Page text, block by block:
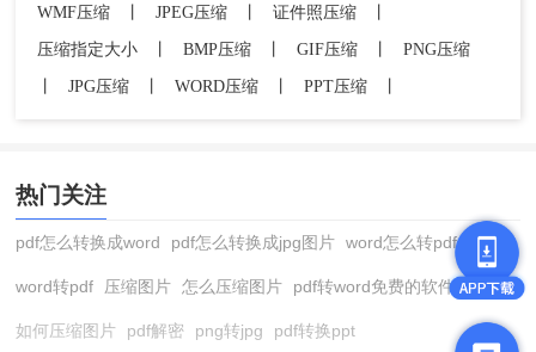
WMF压缩
JPEG压缩 证件照压缩
压缩指定大小
BMP压缩 GIF压缩
PNG压缩
JPG压缩 WORD压缩 PPT压缩
热门关注
pdf怎么转换成word pdf怎么转换成jpg图片 word怎么转pdf
word转pdf 压缩图片 怎么压缩图片 pdf转word免费的软件
如何压缩图片 pdf解密 png转jpg pdf转换ppt